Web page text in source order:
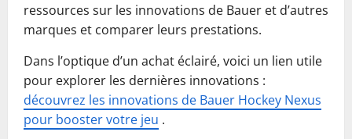
ressources sur les innovations de Bauer et d’autres
marques et comparer leurs prestations.
Dans l’optique d’un achat éclairé, voici un lien utile
pour explorer les dernières innovations :
découvrez les innovations de Bauer Hockey Nexus
pour booster votre jeu .